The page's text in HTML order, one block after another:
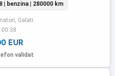
reglabil clima
| benzina | 280000 km
Galati
00:38
EUR
validat